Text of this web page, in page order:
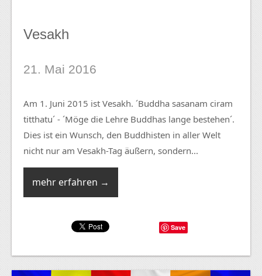
Vesakh
21. Mai 2016
Am 1. Juni 2015 ist Vesakh. ´Buddha sasanam ciram
titthatu´ - ´Möge die Lehre Buddhas lange bestehen´.
Dies ist ein Wunsch, den Buddhisten in aller Welt
nicht nur am Vesakh-Tag äußern, sondern...
mehr erfahren →
Save